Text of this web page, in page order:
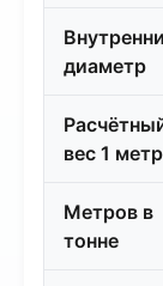
диаметр
вес 1
Метров в
тонне